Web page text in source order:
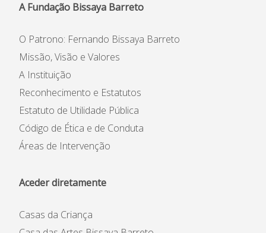
A Fundação Bissaya Barreto
O Patrono: Fernando Bissaya Barreto
Missão, Visão e Valores
A Instituição
Reconhecimento e Estatutos
Estatuto de Utilidade Pública
Código de Ética e de Conduta
Áreas de Intervenção
Aceder diretamente
Casas da Criança